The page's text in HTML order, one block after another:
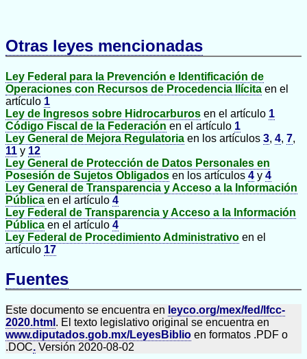
Otras leyes mencionadas
Ley Federal para la Prevención e Identificación de
Operaciones con Recursos de Procedencia Ilícita en el
artículo 1
Ley de Ingresos sobre Hidrocarburos en el artículo 1
Código Fiscal de la Federación en el artículo 1
Ley General de Mejora Regulatoria en los artículos 3, 4, 7,
11 y 12
Ley General de Protección de Datos Personales en
Posesión de Sujetos Obligados en los artículos 4 y 4
Ley General de Transparencia y Acceso a la Información
Pública en el artículo 4
Ley Federal de Transparencia y Acceso a la Información
Pública en el artículo 4
Ley Federal de Procedimiento Administrativo en el
artículo 17
Fuentes
Este documento se encuentra en leyco.org/mex/fed/lfcc-
2020.html . El texto legislativo original se encuentra en
www.diputados.gob.mx/LeyesBiblio en formatos .PDF o
.DOC. Versión 2020-08-02